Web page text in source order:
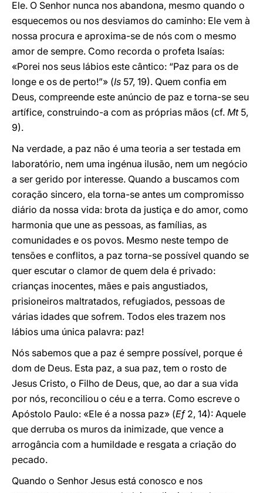
Ele. O Senhor nunca nos abandona, mesmo quando o
esquecemos ou nos desviamos do caminho: Ele vem à
nossa procura e aproxima-se de nós com o mesmo
amor de sempre. Como recorda o profeta Isaías:
«Porei nos seus lábios este cântico: “Paz para os de
longe e os de perto!”» (Is 57, 19). Quem confia em
Deus, compreende este anúncio de paz e torna-se seu
artífice, construindo-a com as próprias mãos (cf. Mt5,
9).
Na verdade, a paz não é uma teoria a ser testada em
laboratório, nem uma ingénua ilusão, nem um negócio
a ser gerido por interesse. Quando a buscamos com
coração sincero, ela torna-se antes um compromisso
diário da nossa vida: brota da justiça e do amor, como
harmonia que une as pessoas, as famílias, as
comunidades e os povos. Mesmo neste tempo de
tensões e conflitos, a paz torna-se possível quando se
quer escutar o clamor de quem dela é privado:
crianças inocentes, mães e pais angustiados,
prisioneiros maltratados, refugiados, pessoas de
várias idades que sofrem. Todos eles trazem nos
lábios uma única palavra: paz!
Nós sabemos que a paz é sempre possível, porque é
dom de Deus. Esta paz, a sua paz, tem o rosto de
Jesus Cristo, o Filho de Deus, que, ao dar a sua vida
por nós, reconciliou o céu e a terra. Como escreve o
Apóstolo Paulo: «Ele é a nossa paz» (Ef2, 14): Aquele
que derruba os muros da inimizade, que vence a
arrogância com a humildade e resgata a criação do
pecado.
Quando o Senhor Jesus está conosco e nos